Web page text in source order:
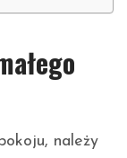
należy